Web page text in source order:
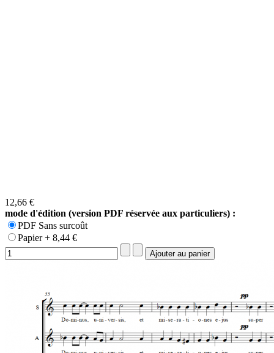
12,66 €
mode d'édition (version PDF réservée aux particuliers) :
PDF Sans surcoût
Papier + 8,44 €